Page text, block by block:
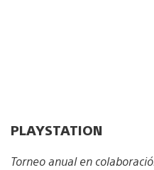
PLAYSTATION
Torneo anual en